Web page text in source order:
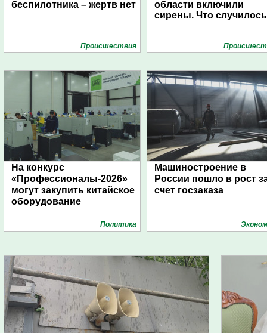
беспилотника – жертв нет
Проиcшествия
области включили
сирены. Что
На конкурс
«Профессионалы-2026»
могут закупить китайское
оборудование
Политика
Машиностроение в
России пошло в рост
счет госзаказа